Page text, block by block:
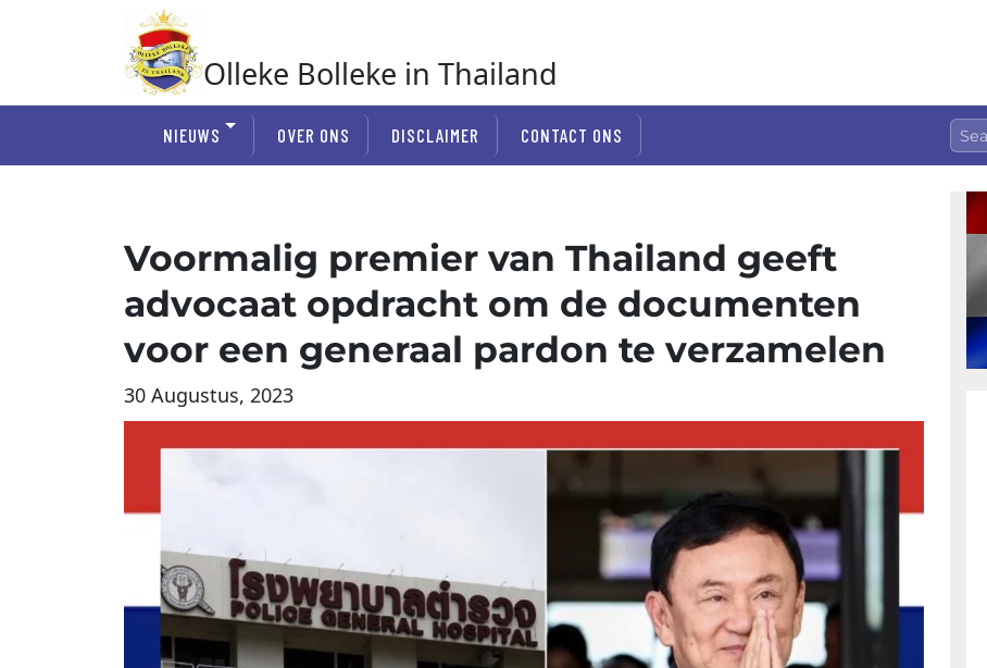
Olleke Bolleke in Thailand
NIEUWS OVER ONS DISCLAIMER CONTACT ONS
Voormalig premier van Thailand geeft
advocaat opdracht om de documenten
voor een generaal pardon te verzamelen
30 Augustus, 2023